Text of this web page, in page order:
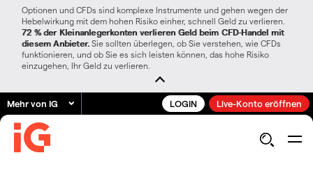
Optionen und CFDs sind komplexe Instrumente und gehen wegen der
Hebelwirkung mit dem hohen Risiko einher, schnell Geld zu verlieren.
72 % der Kleinanlegerkonten verlieren Geld beim CFD-Handel mit
diesem Anbieter. Sie sollten überlegen, ob Sie verstehen, wie CFDs
funktionieren, und ob Sie es sich leisten können, das hohe Risiko
einzugehen, Ihr Geld zu verlieren.
Mehr von IG LOGIN Live-Konto eröffnen